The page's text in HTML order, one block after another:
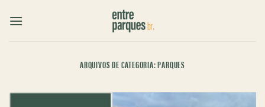
ARQUIVOS DE CATEGORIA:PARQUES